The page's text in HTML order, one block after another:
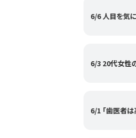
6/6 人目を気
6/3 20代女性
6/1 「歯医者は